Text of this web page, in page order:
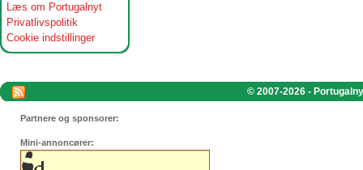
Læs om Portugalnyt
Privatlivspolitik
Cookie indstillinger
© 2007-2026 -
Partnere og sponsorer:
Mini-annoncører: